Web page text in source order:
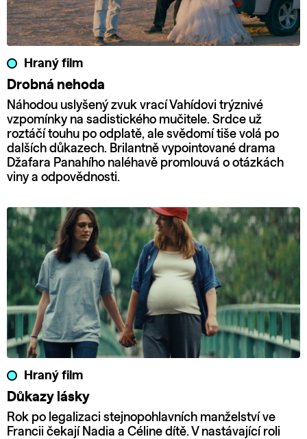
Hraný film
Drobná nehoda
Náhodou uslyšený zvuk vrací Vahídovi trýznivé
vzpomínky na sadistického mučitele. Srdce už
roztáčí touhu po odplatě, ale svědomí tiše volá po
dalších důkazech. Brilantně vypointované drama
Džafara Panahího naléhavě promlouvá o otázkách
viny a odpovědnosti.
Hraný film
Důkazy lásky
Rok po legalizaci stejnopohlavních manželství ve
Francii čekají Nadia a Céline dítě. V nastávající roli